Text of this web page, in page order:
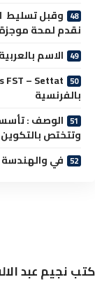
نقدم لمحة موجزة
الاسم بالعربية
بالفرنسية
وتتختص بالتكوين
في والهندسة
نجيم عبد الاله